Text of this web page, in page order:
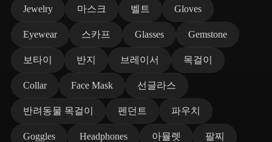
Jewelry 마스크 벨트 Gloves
Eyewear 스카프 Glasses Gemstone
보타이 반지 브레이서 목걸이
Collar Face Mask 선글라스
반려동물 목걸이 펜던트 파우치
Goggles Headphones 아뮬렛 팔찌